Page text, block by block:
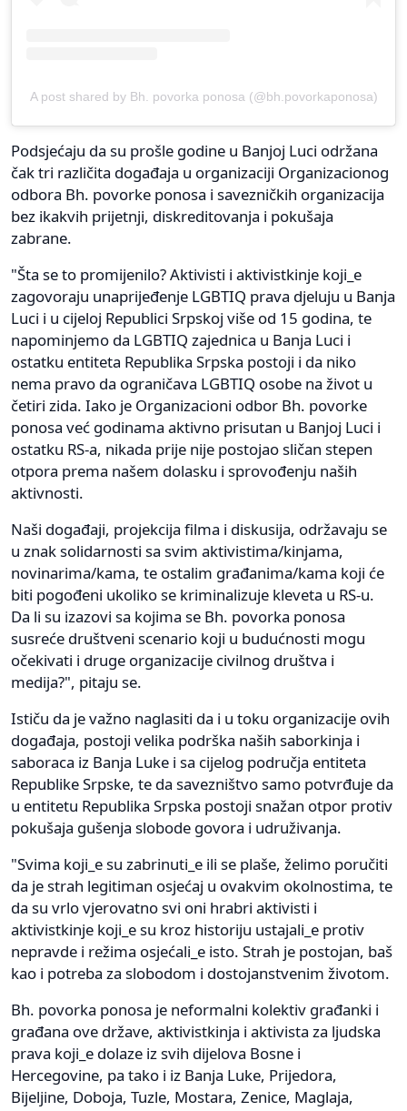
A post shared by Bh. povorka ponosa (@bh.povorkaponosa)
Podsjećaju da su prošle godine u Banjoj Luci održana
čak tri različita događaja u organizaciji Organizacionog
odbora Bh. povorke ponosa i savezničkih organizacija
bez ikakvih prijetnji, diskreditovanja i pokušaja
zabrane.
"Šta se to promijenilo? Aktivisti i aktivistkinje koji_e
zagovoraju unaprijeđenje LGBTIQ prava djeluju u Banja
Luci i u cijeloj Republici Srpskoj više od 15 godina, te
napominjemo da LGBTIQ zajednica u Banja Luci i
ostatku entiteta Republika Srpska postoji i da niko
nema pravo da ograničava LGBTIQ osobe na život u
četiri zida. Iako je Organizacioni odbor Bh. povorke
ponosa već godinama aktivno prisutan u Banjoj Luci i
ostatku RS-a, nikada prije nije postojao sličan stepen
otpora prema našem dolasku i sprovođenju naših
aktivnosti.
Naši događaji, projekcija filma i diskusija, održavaju se
u znak solidarnosti sa svim aktivistima/kinjama,
novinarima/kama, te ostalim građanima/kama koji će
biti pogođeni ukoliko se kriminalizuje kleveta u RS-u.
Da li su izazovi sa kojima se Bh. povorka ponosa
susreće društveni scenario koji u budućnosti mogu
očekivati i druge organizacije civilnog društva i
medija?", pitaju se.
Ističu da je važno naglasiti da i u toku organizacije ovih
događaja, postoji velika podrška naših saborkinja i
saboraca iz Banja Luke i sa cijelog područja entiteta
Republike Srpske, te da savezništvo samo potvrđuje da
u entitetu Republika Srpska postoji snažan otpor protiv
pokušaja gušenja slobode govora i udruživanja.
"Svima koji_e su zabrinuti_e ili se plaše, želimo poručiti
da je strah legitiman osjećaj u ovakvim okolnostima, te
da su vrlo vjerovatno svi oni hrabri aktivisti i
aktivistkinje koji_e su kroz historiju ustajali_e protiv
nepravde i režima osjećali_e isto. Strah je postojan, baš
kao i potreba za slobodom i dostojanstvenim životom.
Bh. povorka ponosa je neformalni kolektiv građanki i
građana ove države, aktivistkinja i aktivista za ljudska
prava koji_e dolaze iz svih dijelova Bosne i
Hercegovine, pa tako i iz Banja Luke, Prijedora,
Bijeljine, Doboja, Tuzle, Mostara, Zenice, Maglaja,